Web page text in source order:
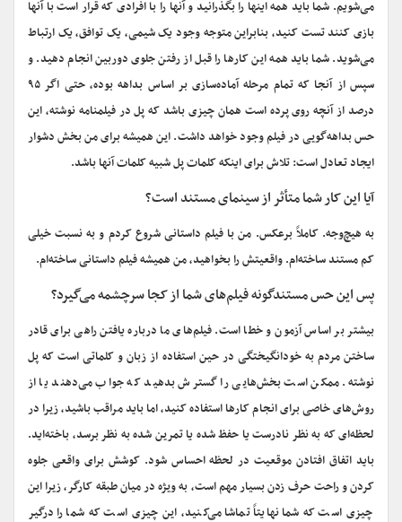
می‌شویم. شما باید همه اینها را بگذرانید و آنها را با افرادی که قرار است با آنها
بازی کنند تست کنید، بنابراین متوجه وجود یک شیمی، یک توافق، یک ارتباط
می‌شوید. شما باید همه این کارها را قبل از رفتن جلوی دوربین انجام دهید. و
سپس از آنجا که تمام مرحله آماده‌سازی بر اساس بداهه بوده، حتی اگر ۹۵
درصد از آنچه روی پرده است همان چیزی باشد که پل در فیلمنامه نوشته، این
حس بداهه‌گویی در فیلم وجود خواهد داشت. این همیشه برای من بخش دشوار
ایجاد تعادل است: تلاش برای اینکه کلمات پل شبیه کلمات آنها باشد.
آیا این کار شما متأثر از سینمای مستند است؟
به هیچ‌وجه. کاملاً برعکس. من با فیلم داستانی شروع کردم و به نسبت خیلی
کم مستند ساخته‌ام. واقعیتش را بخواهید، من همیشه فیلم داستانی ساخته‌ام.
پس این حس مستندگونه فیلم‌های شما از کجا سرچشمه می‌گیرد؟
بیشتر بر اساس آزمون و خطا است. فیلم‌های ما درباره یافتن راهی برای قادر
ساختن مردم به خودانگیختگی در حین استفاده از زبان و کلماتی است که پل
نوشته. ممکن است بخش‌هایی را گسترش بدهید که جواب می‌دهند یا از
روش‌های خاصی برای انجام کارها استفاده کنید، اما باید مراقب باشید، زیرا در
لحظه‌ای که به نظر نادرست یا حفظ شده یا تمرین شده به نظر برسد، باخته‌اید.
باید اتفاق افتادن موقعیت در لحظه احساس شود. کوشش برای واقعی جلوه
کردن و راحت حرف زدن بسیار مهم است، به ویژه در میان طبقه کارگر، زیرا این
چیزی است که شما نهایتاً تماشا می‌کنید، این چیزی است که شما را درگیر